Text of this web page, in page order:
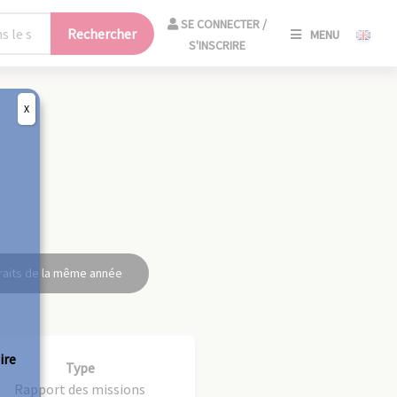
Rechercher
SE CONNECTER /
S'INSCRIRE
MENU
de la même année
Type
Rapport des missions
X